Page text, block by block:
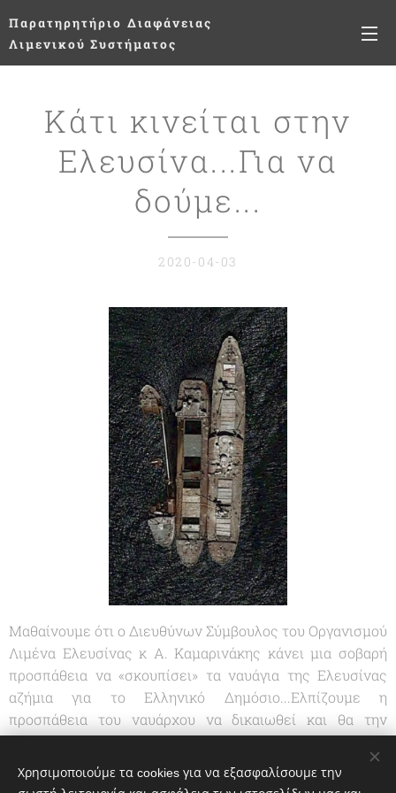
Παρατηρητήριο Διαφάνειας
Λιμενικού Συστήματος
Κάτι κινείται στην
Ελευσίνα...Για να
δούμε...
2020-04-03
Μαθαίνουμε ότι ο Διευθύνων Σύμβουλος του Οργανισμού
Λιμένα Ελευσίνας κ Α. Καμαρινάκης κάνει μια σοβαρή
προσπάθεια να «σκουπίσει» τα ναυάγια της Ελευσίνας
αζήμια για το Ελληνικό Δημόσιο...Ελπίζουμε η
προσπάθεια του ναυάρχου να δικαιωθεί και θα την
παρακαλουθούμε εκ του σύνεγγυς...
Χρησιμοποιούμε τα cookies για να εξασφαλίσουμε την